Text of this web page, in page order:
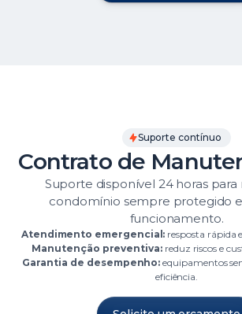
Suporte contínuo
Contrato de
Suporte disponível 24 horas para
condomínio sempre protegido
funcionamento.
Atendimento emergencial: resposta rápida
Manutenção preventiva:reduz riscos e
Garantia de desempenho: equipamentos
eficiência.